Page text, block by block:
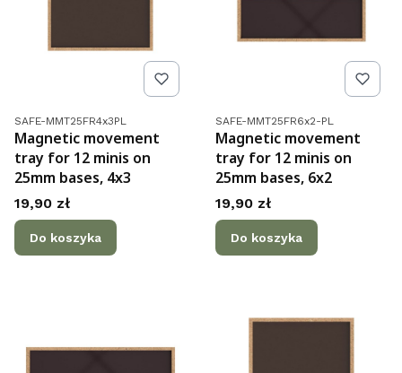
Kod produktu
SAFE-MMT25FR4x3PL
Magnetic movement
tray for 12 minis on
25mm bases, 4x3
Cena
19,90 zł
Do koszyka
Kod produktu
SAFE-MMT25FR6x2-PL
Magnetic movement
tray for 12 minis on
25mm bases, 6x2
Cena
19,90 zł
Do koszyka